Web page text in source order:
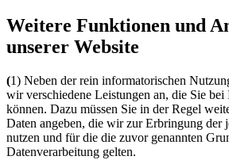
Weitere Funktionen und
unserer Website
(1) Neben der rein informatorischen
wir verschiedene Leistungen an, die Sie bei
können. Dazu müssen Sie in der Regel
Daten angeben, die wir zur Erbringung der
nutzen und für die die zuvor genannten
Datenverarbeitung gelten.